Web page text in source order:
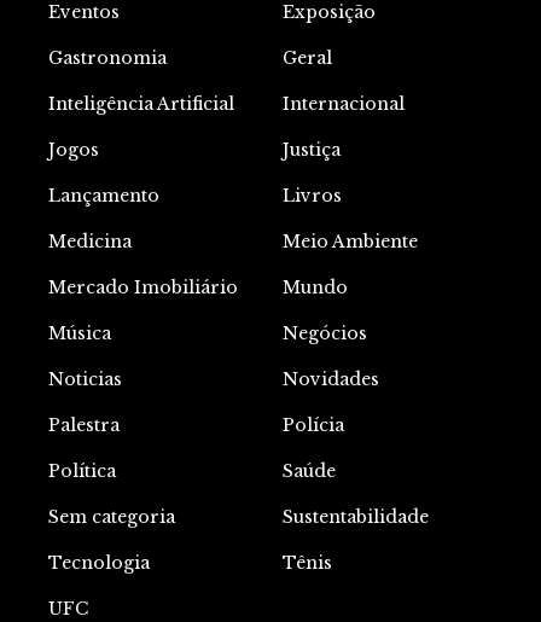
Eventos Exposição
Gastronomia Geral
Inteligência Artificial Internacional
Jogos Justiça
Lançamento Livros
Medicina Meio Ambiente
Mercado Imobiliário Mundo
Música Negócios
Noticias Novidades
Palestra Polícia
Política Saúde
Sem categoria Sustentabilidade
Tecnologia Tênis
UFC